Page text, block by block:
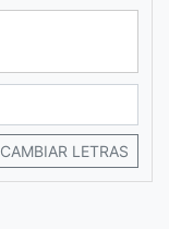
CAMBIAR LETRAS